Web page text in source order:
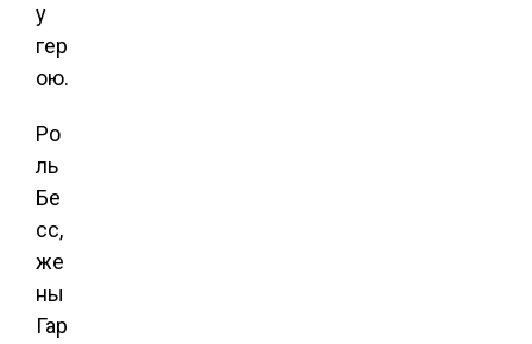
у
гер
ою.
Ро
ль
Бе
сс,
же
ны
Гар